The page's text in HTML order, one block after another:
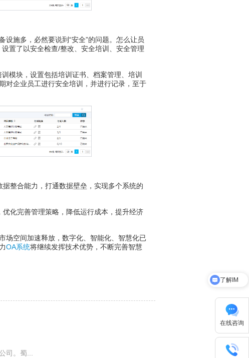
施多，必然要说到“安全”的问题。怎么让员
置了以安全检查/整改、安全培训、安全管理
模块，设置包括培训证书、档案管理、培训
对企业员工进行安全培训，并进行记录，至于
整合能力，打通数据壁垒，实现多个系统的
化完善管理策略，降低运行成本，提升经济
空间加速释放，数字化、智能化、智慧化已
OA系统将继续发挥技术优势，不断完善智慧
司。蜀...
在线咨询
关于华天动力